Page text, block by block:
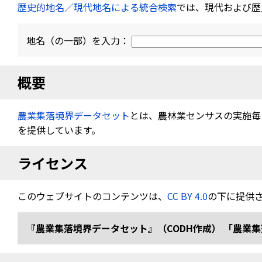
歴史的地名／現代地名による統合検索では、現代および
地名（の一部）を入力：
概要
農業集落境界データセット とは、農林業センサスの実施
を提供しています。
ライセンス
このウェブサイトのコンテンツは、 CC BY 4.0の下に提供
『農業集落境界データセット』（CODH作成） 「農